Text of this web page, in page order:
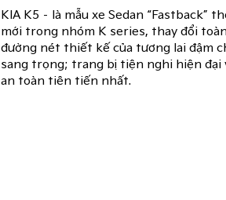
KIA K5 – là mẫu xe Sedan “Fastback”
mới trong nhóm K series, thay đổi
đường nét thiết kế của tương lai đậm
sang trọng; trang bị tiện nghi hiện đại
an toàn tiên tiến nhất.​